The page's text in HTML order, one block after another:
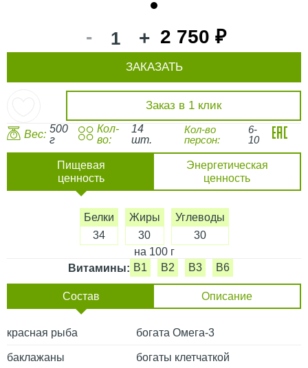
- + 2 750 ₽
Заказ в 1 клик
ЗАКАЗАТЬ
Вес: 500
г
Кол-
во:
14
шт.
Кол-во
персон:
6-
10
Пищевая
ценность
Энергетическая
ценность
Белки
34
Жиры
30
Углеводы
30
на 100 г
Витамины: B1 B2 B3 B6
Состав Описание
красная рыба богата Омега-3
баклажаны богаты клетчаткой